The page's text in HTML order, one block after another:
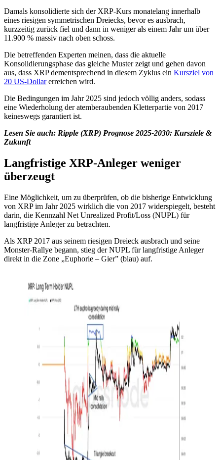
Damals konsolidierte sich der XRP-Kurs monatelang innerhalb
eines riesigen symmetrischen Dreiecks, bevor es ausbrach,
kurzzeitig zurück fiel und dann in weniger als einem Jahr um über
11.900 % massiv nach oben schoss.
Die betreffenden Experten meinen, dass die aktuelle
Konsolidierungsphase das gleiche Muster zeigt und gehen davon
aus, dass XRP dementsprechend in diesem Zyklus ein Kursziel von
20 US-Dollarerreichen wird.
Die Bedingungen im Jahr 2025 sind jedoch völlig anders, sodass
eine Wiederholung der atemberaubenden Kletterpartie von 2017
keineswegs garantiert ist.
Lesen Sie auch: Ripple (XRP) Prognose 2025-2030: Kursziele &
Zukunft
Langfristige XRP-Anleger weniger
überzeugt
Eine Möglichkeit, um zu überprüfen, ob die bisherige Entwicklung
von XRP im Jahr 2025 wirklich die von 2017 widerspiegelt, besteht
darin, die Kennzahl Net Unrealized Profit/Loss (NUPL) für
langfristige Anleger zu betrachten.
Als XRP 2017 aus seinem riesigen Dreieck ausbrach und seine
Monster-Rallye begann, stieg der NUPL für langfristige Anleger
direkt in die Zone „Euphorie – Gier” (blau) auf.